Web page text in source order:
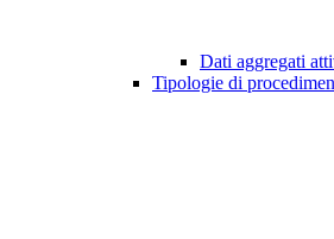
Dati aggregati
Tipologie di